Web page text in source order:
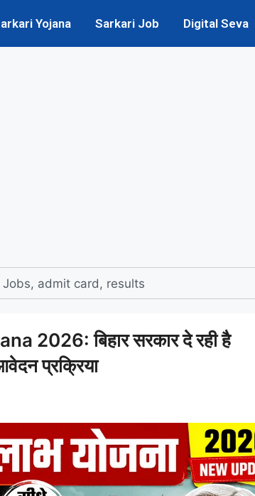
Yojana Sarkari Job Digital Seva
2026: बिहार सरकार दे रही है
प्रक्रिया